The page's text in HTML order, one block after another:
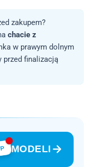
zakupem?
chacie z
w prawym dolnym
przed finalizacją
MODELI